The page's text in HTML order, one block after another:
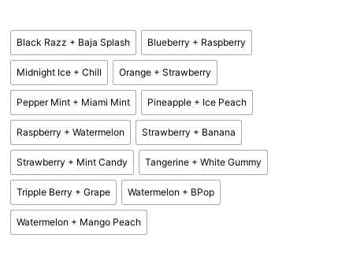
Black Razz + Baja Splash Blueberry + Raspberry
Midnight Ice + Chill Orange + Strawberry
Pepper Mint + Miami Mint Pineapple + Ice Peach
Raspberry + Watermelon Strawberry + Banana
Strawberry + Mint Candy Tangerine + White Gummy
Tripple Berry + Grape Watermelon + BPop
Watermelon + Mango Peach